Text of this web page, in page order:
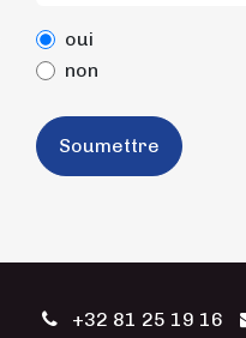
oui
non
Soumettre
+32 81 25 19 16